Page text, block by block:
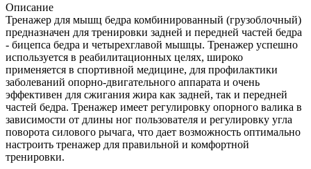
Описание
Тренажер для мышц бедра комбинированный (грузоблочный)
предназначен для тренировки задней и передней частей бедра
- бицепса бедра и четырехглавой мышцы. Тренажер успешно
используется в реабилитационных целях, широко
применяется в спортивной медицине, для профилактики
заболеваний опорно-двигательного аппарата и очень
эффективен для сжигания жира как задней, так и передней
частей бедра. Тренажер имеет регулировку опорного валика в
зависимости от длины ног пользователя и регулировку угла
поворота силового рычага, что дает возможность оптимально
настроить тренажер для правильной и комфортной
тренировки.